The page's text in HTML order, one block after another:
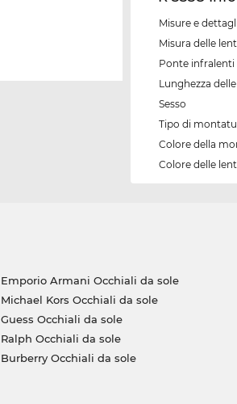
Misure e dettagli
Misura delle
Ponte infralenti
Lunghezza
Sesso
Tipo di
Colore della
Colore delle
Emporio Armani Occhiali da sole
Michael Kors Occhiali da sole
Guess Occhiali da sole
Ralph Occhiali da sole
Burberry Occhiali da sole